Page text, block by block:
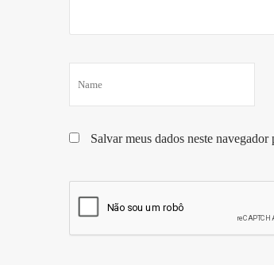
Salvar meus dados neste